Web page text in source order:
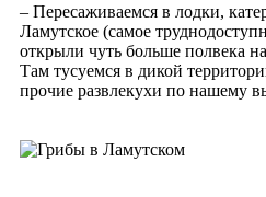
– Пересаживаемся в лодки,
Ламутское (самое
открыли чуть больше полвека
Там тусуемся в дикой
прочие развлекухи по нашему